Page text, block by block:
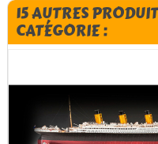
15 AUTRES
CATÉGORIE :